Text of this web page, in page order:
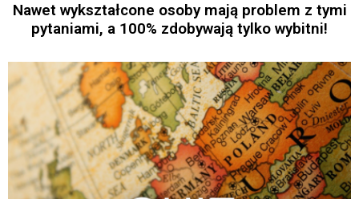
Nawet wykształcone osoby mają problem z tymi
pytaniami, a 100% zdobywają tylko wybitni!